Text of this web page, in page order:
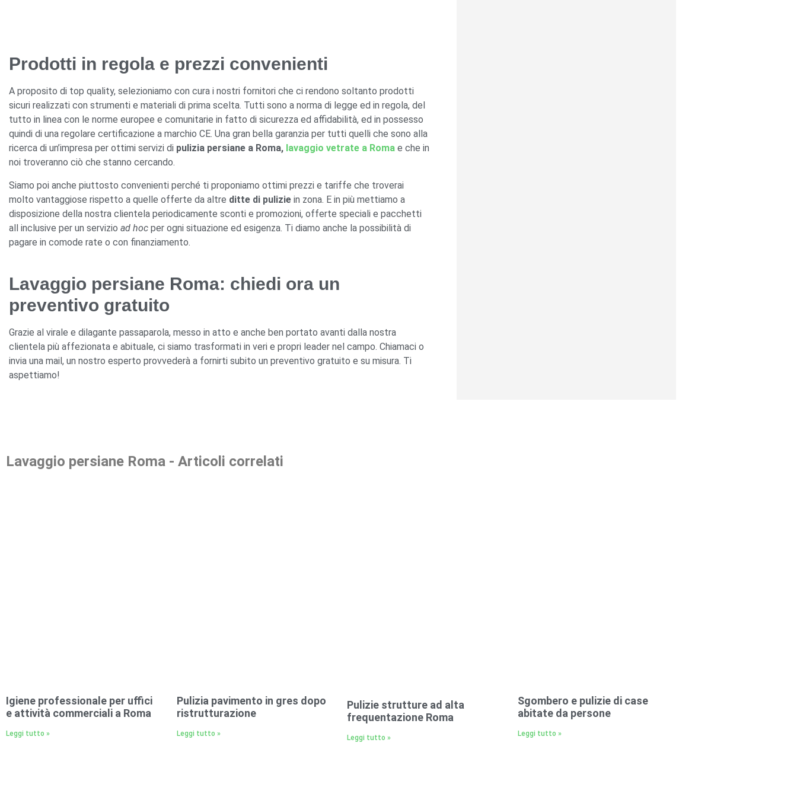
Prodotti in regola e prezzi convenienti
A proposito di top quality, selezioniamo con cura i nostri fornitori che ci rendono soltanto prodotti
sicuri realizzati con strumenti e materiali di prima scelta. Tutti sono a norma di legge ed in regola, del
tutto in linea con le norme europee e comunitarie in fatto di sicurezza ed affidabilità, ed in possesso
quindi di una regolare certificazione a marchio CE. Una gran bella garanzia per tutti quelli che sono alla
ricerca di un’impresa per ottimi servizi di pulizia persiane a Roma, lavaggio vetrate a Roma e che in
noi troveranno ciò che stanno cercando.
Siamo poi anche piuttosto convenienti perché ti proponiamo ottimi prezzi e tariffe che troverai
molto vantaggiose rispetto a quelle offerte da altre ditte di pulizie in zona. E in più mettiamo a
disposizione della nostra clientela periodicamente sconti e promozioni, offerte speciali e pacchetti
all inclusive per un servizio ad hoc per ogni situazione ed esigenza. Ti diamo anche la possibilità di
pagare in comode rate o con finanziamento.
Lavaggio persiane Roma: chiedi ora un
preventivo gratuito
Grazie al virale e dilagante passaparola, messo in atto e anche ben portato avanti dalla nostra
clientela più affezionata e abituale, ci siamo trasformati in veri e propri leader nel campo. Chiamaci o
invia una mail, un nostro esperto provvederà a fornirti subito un preventivo gratuito e su misura. Ti
aspettiamo!
Lavaggio persiane Roma - Articoli correlati
Igiene professionale per uffici
e attività commerciali a Roma
Leggi tutto »
Pulizia pavimento in gres dopo
ristrutturazione
Leggi tutto »
Pulizie strutture ad alta
frequentazione Roma
Leggi tutto »
Sgombero e pulizie di case
abitate da persone
Leggi tutto »